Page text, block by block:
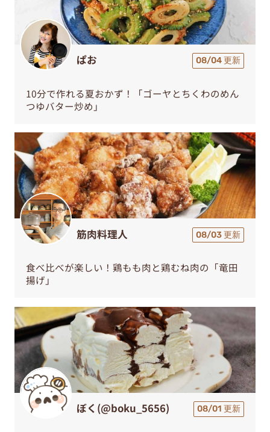
ぱお 08/04 更新
10分で作れる夏おかず！「ゴーヤとちくわのめん
つゆバター炒め」
筋肉料理人 08/03 更新
食べ比べが楽しい！鶏もも肉と鶏むね肉の「竜田
揚げ」
ぼく(@boku_5656) 08/01 更新